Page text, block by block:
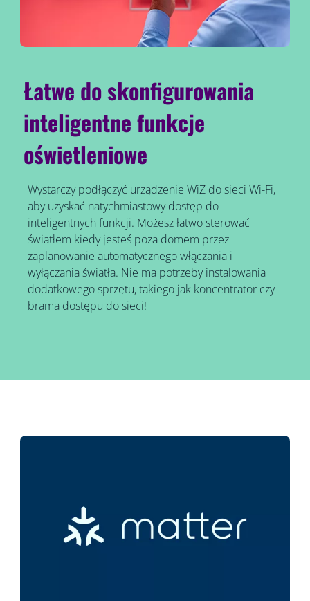
Łatwe do skonfigurowania
inteligentne funkcje
oświetleniowe
Wystarczy podłączyć urządzenie WiZ do sieci Wi-Fi,
aby uzyskać natychmiastowy dostęp do
inteligentnych funkcji. Możesz łatwo sterować
światłem kiedy jesteś poza domem przez
zaplanowanie automatycznego włączania i
wyłączania światła. Nie ma potrzeby instalowania
dodatkowego sprzętu, takiego jak koncentrator czy
brama dostępu do sieci!